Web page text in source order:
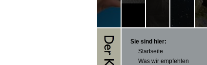
Sie sind hier:
Startseite
Was wir empfehlen